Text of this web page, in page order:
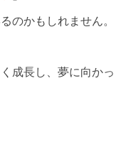
のかもしれません。
成長し、夢に向かっ